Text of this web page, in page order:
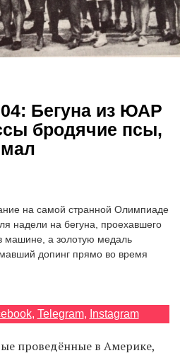
Бегуна из ЮАР
бродячие псы,
на самой странной Олимпиаде
надели на бегуна, проехавшего
машине, а золотую медаль
допинг прямо во время
, Telegram, Instagram
проведённые в Америке,